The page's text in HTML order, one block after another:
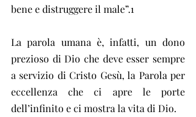
bene e distruggere il male”.1
La parola umana è, infatti, un dono
prezioso di Dio che deve esser sempre
a servizio di Cristo Gesù, la Parola per
eccellenza che ci apre le porte
dell’infinito e ci mostra la vita di Dio.